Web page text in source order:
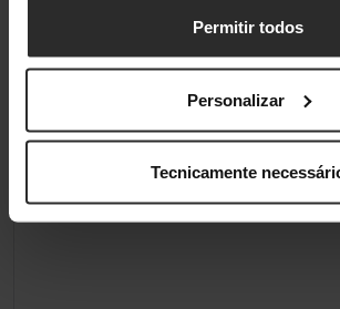
Permitir todos
Personalizar
Tecnicamente